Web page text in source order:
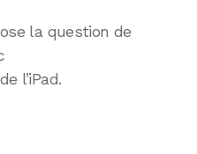
la question de
l’iPad.